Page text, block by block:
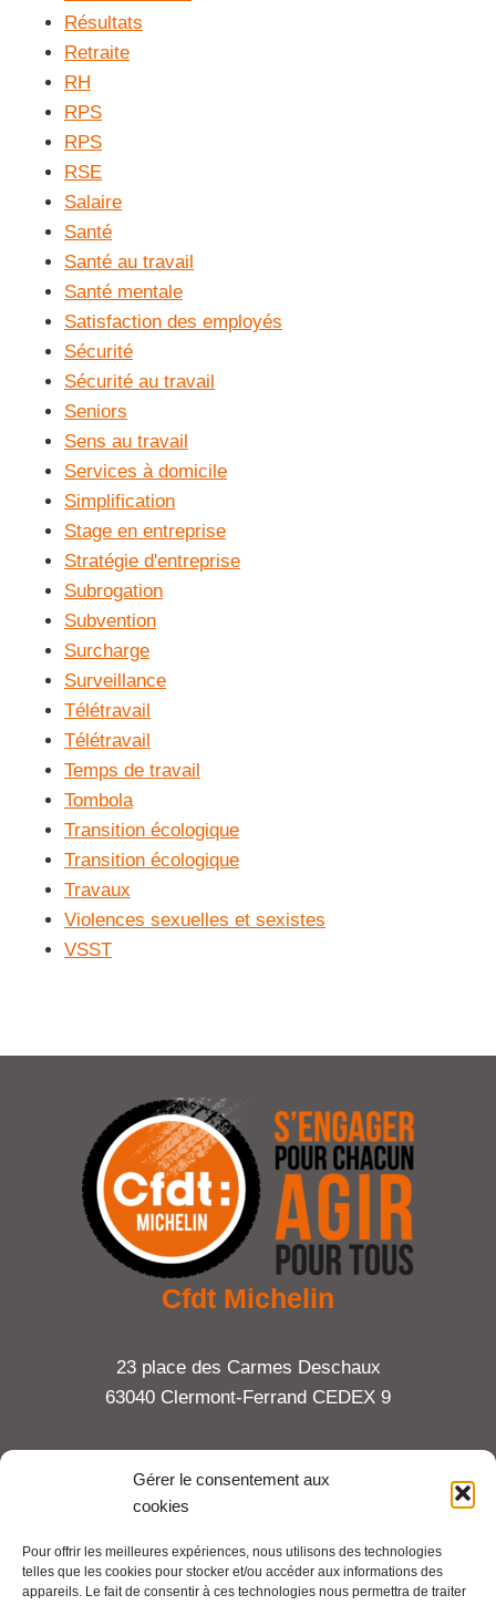
Gérer le consentement aux
cookies
Pour offrir les meilleures expériences, nous utilisons des technologies
telles que les cookies pour stocker et/ou accéder aux informations des
appareils. Le fait de consentir à ces technologies nous permettra de traiter
Résultats
Retraite
RH
RPS
RPS
RSE
Salaire
Santé
Santé au travail
Santé mentale
Satisfaction des employés
Sécurité
Sécurité au travail
Seniors
Sens au travail
Services à domicile
Simplification
Stage en entreprise
Stratégie d'entreprise
Subrogation
Subvention
Surcharge
Surveillance
Télétravail
Télétravail
Temps de travail
Tombola
Transition écologique
Transition écologique
Travaux
Violences sexuelles et sexistes
VSST
Cfdt Michelin
23 place des Carmes Deschaux
63040 Clermont-Ferrand CEDEX 9
Tel : 06 65 27 23 81
Mentions légales